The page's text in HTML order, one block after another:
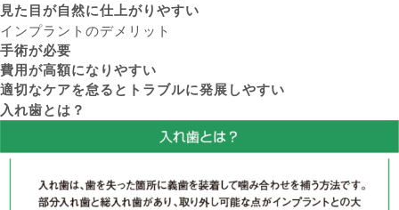
見た目が自然に仕上がりやすい
インプラントのデメリット
手術が必要
費用が高額になりやすい
適切なケアを怠るとトラブルに発展しやすい
入れ歯とは？